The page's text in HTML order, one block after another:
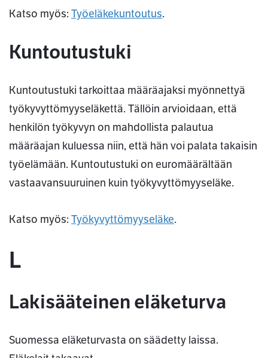
Katso myös:Työeläkekuntoutus.
Kuntoutustuki
Kuntoutustuki tarkoittaa määräajaksi myönnettyä
työkyvyttömyyseläkettä. Tällöin arvioidaan, että
henkilön työkyvyn on mahdollista palautua
määräajan kuluessa niin, että hän voi palata takaisin
työelämään. Kuntoutustuki on euromäärältään
vastaavansuuruinen kuin työkyvyttömyyseläke.
Katso myös:Työkyvyttömyyseläke.
L
Lakisääteinen eläketurva
Suomessa eläketurvasta on säädetty laissa.